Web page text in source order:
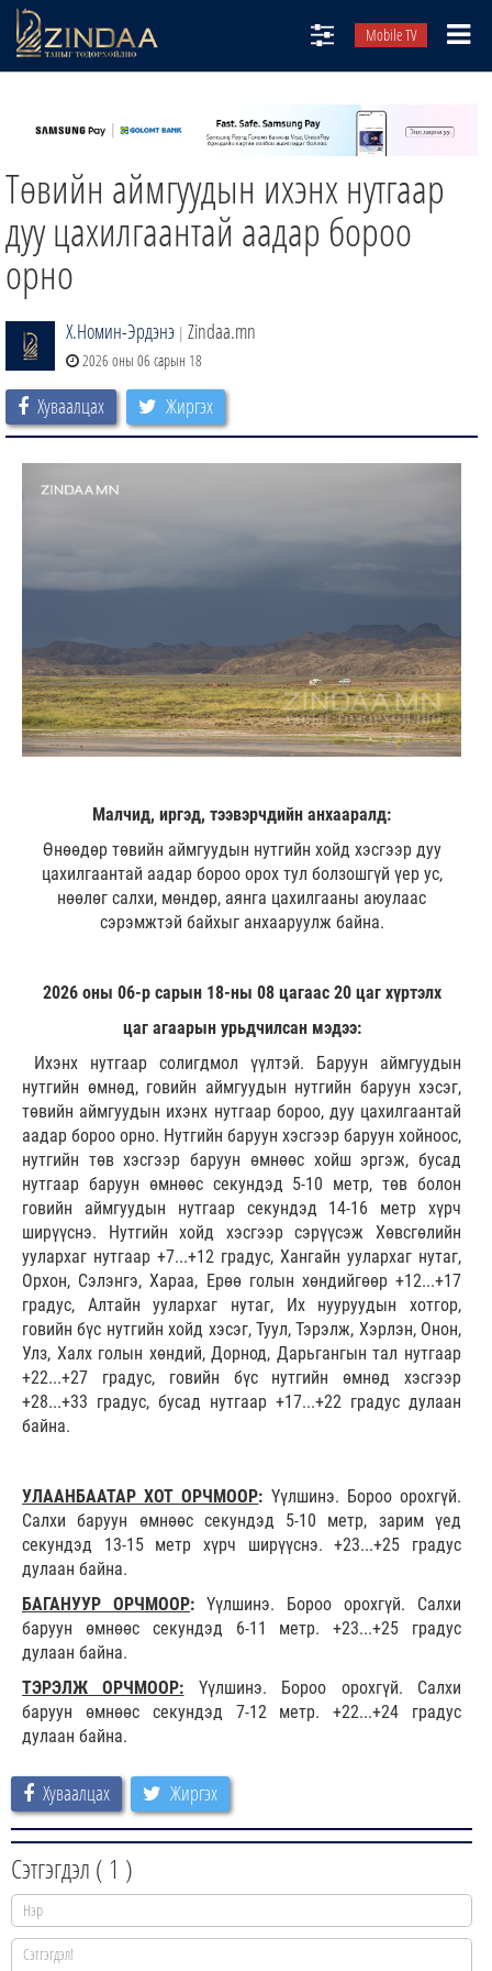
Mobile TV
ТВ8
ӨГЛӨӨНИЙ СОНИН
ЗИНДАА СЭТГҮҮЛ
Төвийн аймгуудын ихэнх нутгаар
дуу цахилгаантай аадар бороо
орно
Х.Номин-Эрдэнэ | Zindaa.mn
2026 оны 06 сарын 18
Хуваалцах Жиргэх
Малчид, иргэд, тээвэрчдийн анхааралд:
Өнөөдөр төвийн аймгуудын нутгийн хойд хэсгээр дуу
цахилгаантай аадар бороо орох тул болзошгүй үер ус,
нөөлөг салхи, мөндөр, аянга цахилгааны аюулаас
сэрэмжтэй байхыг анхааруулж байна.
2026 оны 06-р сарын 18-ны 08 цагаас 20 цаг хүртэлх
цаг агаарын урьдчилсан мэдээ:
Ихэнх нутгаар солигдмол үүлтэй. Баруун аймгуудын
нутгийн өмнөд, говийн аймгуудын нутгийн баруун хэсэг,
төвийн аймгуудын ихэнх нутгаар бороо, дуу цахилгаантай
аадар бороо орно. Нутгийн баруун хэсгээр баруун хойноос,
нутгийн төв хэсгээр баруун өмнөөс хойш эргэж, бусад
нутгаар баруун өмнөөс секундэд 5-10 метр, төв болон
говийн аймгуудын нутгаар секундэд 14-16 метр хүрч
ширүүснэ. Нутгийн хойд хэсгээр сэрүүсэж Хөвсгөлийн
уулархаг нутгаар +7...+12 градус, Хангайн уулархаг нутаг,
Орхон, Сэлэнгэ, Хараа, Ерөө голын хөндийгөөр +12...+17
градус, Алтайн уулархаг нутаг, Их нууруудын хотгор,
говийн бүс нутгийн хойд хэсэг, Туул, Тэрэлж, Хэрлэн, Онон,
Улз, Халх голын хөндий, Дорнод, Дарьгангын тал нутгаар
+22...+27 градус, говийн бүс нутгийн өмнөд хэсгээр
+28...+33 градус, бусад нутгаар +17...+22 градус дулаан
байна.
УЛААНБААТАР ХОТ ОРЧМООР: Үүлшинэ. Бороо орохгүй.
Салхи баруун өмнөөс секундэд 5-10 метр, зарим үед
секундэд 13-15 метр хүрч ширүүснэ. +23...+25 градус
дулаан байна.
БАГАНУУР ОРЧМООР: Үүлшинэ. Бороо орохгүй. Салхи
баруун өмнөөс секундэд 6-11 метр. +23...+25 градус
дулаан байна.
ТЭРЭЛЖ ОРЧМООР:
Үүлшинэ. Бороо орохгүй. Салхи
баруун өмнөөс секундэд 7-12 метр. +22...+24 градус
дулаан байна.
Хуваалцах Жиргэх
Сэтгэгдэл ( 1 )